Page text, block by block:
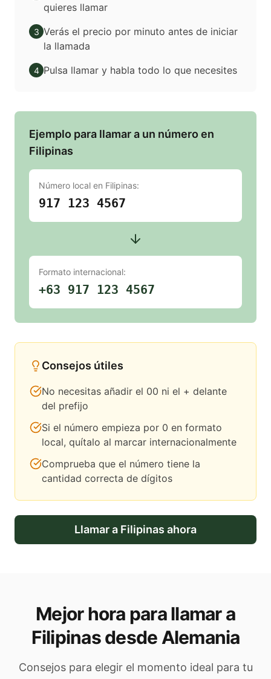
quieres llamar
3 Verás el precio por minuto antes de iniciar
la llamada
4 Pulsa llamar y habla todo lo que necesites
Ejemplo para llamar a un número en
Filipinas
Número local en Filipinas:
917 123 4567
Formato internacional:
+63 917 123 4567
Consejos útiles
No necesitas añadir el 00 ni el + delante
del prefijo
Si el número empieza por 0 en formato
local, quítalo al marcar internacionalmente
Comprueba que el número tiene la
cantidad correcta de dígitos
Llamar a Filipinas ahora
Mejor hora para llamar a
Filipinas desde Alemania
Consejos para elegir el momento ideal para tu